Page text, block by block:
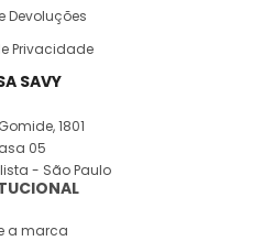
Devoluções
Privacidade
SAVY
1801
05
- São Paulo
a marca